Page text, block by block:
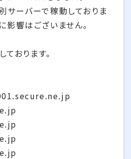
サーバーで稼動しておりま
影響はございません。
おります。